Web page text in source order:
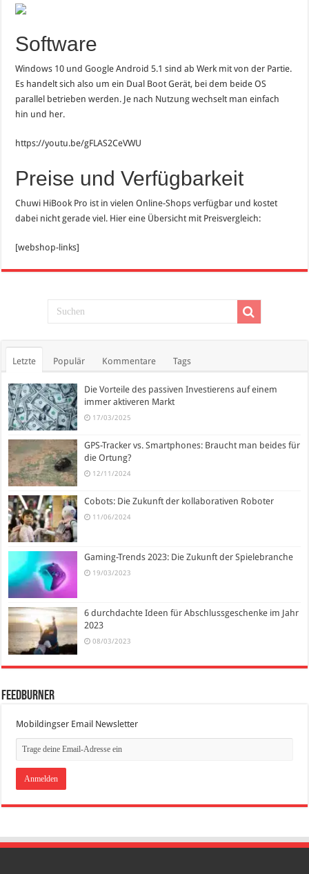
Software
Windows 10 und Google Android 5.1 sind ab Werk mit von der Partie.
Es handelt sich also um ein Dual Boot Gerät, bei dem beide OS
parallel betrieben werden. Je nach Nutzung wechselt man einfach
hin und her.
https://youtu.be/gFLAS2CeVWU
Preise und Verfügbarkeit
Chuwi HiBook Pro ist in vielen Online-Shops verfügbar und kostet
dabei nicht gerade viel. Hier eine Übersicht mit Preisvergleich:
[webshop-links]
Letzte Populär Kommentare Tags
Die Vorteile des passiven Investierens auf einem
immer aktiveren Markt
17/03/2025
GPS-Tracker vs. Smartphones: Braucht man beides für
die Ortung?
12/11/2024
Cobots: Die Zukunft der kollaborativen Roboter
11/06/2024
Gaming-Trends 2023: Die Zukunft der Spielebranche
19/03/2023
6 durchdachte Ideen für Abschlussgeschenke im Jahr
2023
08/03/2023
FeedBurner
Mobildingser Email Newsletter